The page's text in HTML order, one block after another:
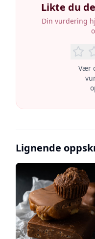
Likte du
Din vurdering
Vær
Lignende